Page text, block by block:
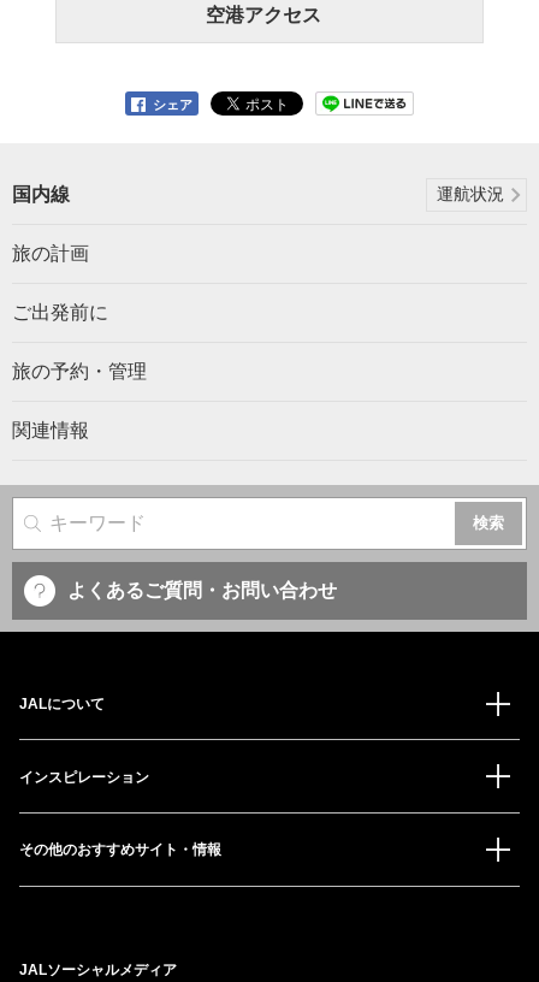
空港アクセス
シェア
国内線 運航状況
旅の計画
ご出発前に
旅の予約・管理
関連情報
サイト内検索
よくあるご質問・お問い合わせ
JALについて
インスピレーション
その他のおすすめサイト・情報
JALソーシャルメディア